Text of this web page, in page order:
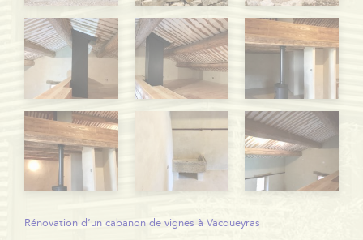
Rénovation d’un cabanon de vignes à Vacqueyras